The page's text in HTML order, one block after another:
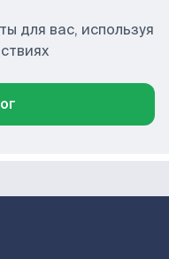
для вас, используя